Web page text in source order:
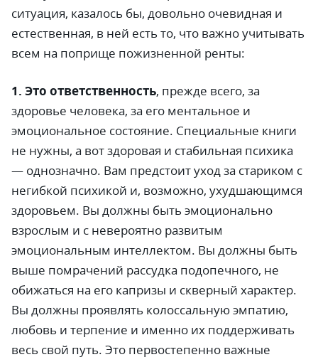
ситуация, казалось бы, довольно очевидная и
естественная, в ней есть то, что важно учитывать
всем на поприще пожизненной ренты:
1. Это ответственность, прежде всего, за
здоровье человека, за его ментальное и
эмоциональное состояние. Специальные книги
не нужны, а вот здоровая и стабильная психика
— однозначно. Вам предстоит уход за стариком с
негибкой психикой и, возможно, ухудшающимся
здоровьем. Вы должны быть эмоционально
взрослым и с невероятно развитым
эмоциональным интеллектом. Вы должны быть
выше помрачений рассудка подопечного, не
обижаться на его капризы и скверный характер.
Вы должны проявлять колоссальную эмпатию,
любовь и терпение и именно их поддерживать
весь свой путь. Это первостепенно важные